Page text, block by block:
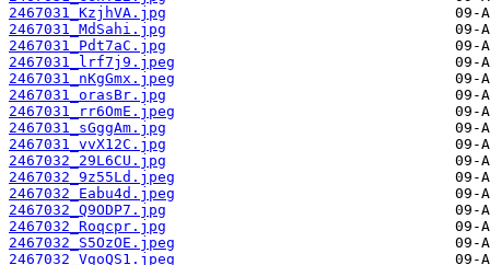
2467031_KzjhVA.jpg
2467031_MdSahi.jpg
2467031_Pdt7aC.jpg
2467031_lrf7j9.jpeg
2467031_nKgGmx.jpeg
2467031_orasBr.jpg
2467031_rr6OmE.jpeg
2467031_sGggAm.jpg
2467031_vvX12C.jpg
2467032_29L6CU.jpg
2467032_9z55Ld.jpeg
2467032_Eabu4d.jpeg
2467032_Q9ODP7.jpg
2467032_Roqcpr.jpg
2467032_S5OzOE.jpeg
2467032_VgoQS1.jpeg